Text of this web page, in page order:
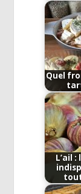
Quel
L’ail